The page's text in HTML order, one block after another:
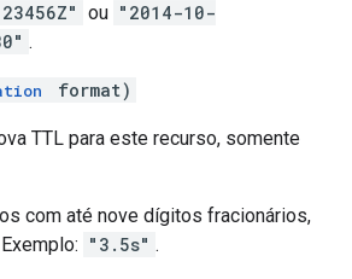
ou "2014-10-
.
format)
TTL para este recurso, somente
com até nove dígitos fracionários,
"3.5s" .